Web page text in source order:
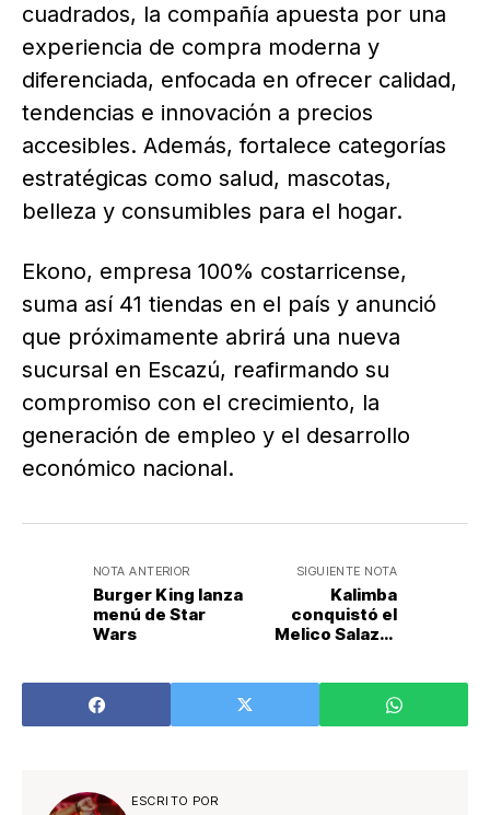
cuadrados, la compañía apuesta por una
experiencia de compra moderna y
diferenciada, enfocada en ofrecer calidad,
tendencias e innovación a precios
accesibles. Además, fortalece categorías
estratégicas como salud, mascotas,
belleza y consumibles para el hogar.
Ekono, empresa 100% costarricense,
suma así 41 tiendas en el país y anunció
que próximamente abrirá una nueva
sucursal en Escazú, reafirmando su
compromiso con el crecimiento, la
generación de empleo y el desarrollo
económico nacional.
NOTA ANTERIOR
Burger King lanza
menú de Star
Wars
SIGUIENTE NOTA
Kalimba
conquistó el
Melico Salazar
y emociones
ESCRITO POR